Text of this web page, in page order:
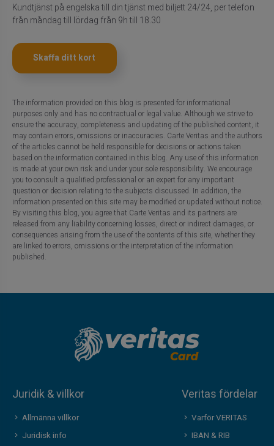
Kundtjänst på engelska till din tjänst med biljett 24/24, per telefon
från måndag till lördag från 9h till 18.30
Skaffa ditt kort
The information provided on this blog is presented for informational
purposes only and has no contractual or legal value. Although we strive to
ensure the accuracy, completeness and updating of the published content, it
may contain errors, omissions or inaccuracies. Carte Veritas and the authors
of the articles cannot be held responsible for decisions or actions taken
based on the information contained in this blog. Any use of this information
is made at your own risk and under your sole responsibility. We encourage
you to consult a qualified professional or an expert for any important
question or decision relating to the subjects discussed. In addition, the
information presented on this site may be modified or updated without notice.
By visiting this blog, you agree that Carte Veritas and its partners are
released from any liability concerning losses, direct or indirect damages, or
consequences arising from the use of the contents of this site, whether they
are linked to errors, omissions or the interpretation of the information
published.
Juridik & villkor
Allmänna villkor
Juridisk info
Veritas fördelar
Varför VERITAS
IBAN & RIB